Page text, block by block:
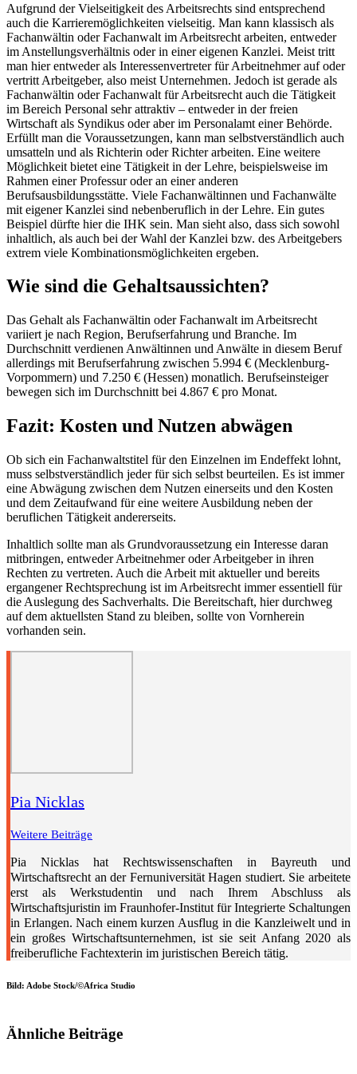
Aufgrund der Vielseitigkeit des Arbeitsrechts sind entsprechend
auch die Karrieremöglichkeiten vielseitig. Man kann klassisch als
Fachanwältin oder Fachanwalt im Arbeitsrecht arbeiten, entweder
im Anstellungsverhältnis oder in einer eigenen Kanzlei. Meist tritt
man hier entweder als Interessenvertreter für Arbeitnehmer auf oder
vertritt Arbeitgeber, also meist Unternehmen. Jedoch ist gerade als
Fachanwältin oder Fachanwalt für Arbeitsrecht auch die Tätigkeit
im Bereich Personal sehr attraktiv – entweder in der freien
Wirtschaft als Syndikus oder aber im Personalamt einer Behörde.
Erfüllt man die Voraussetzungen, kann man selbstverständlich auch
umsatteln und als Richterin oder Richter arbeiten. Eine weitere
Möglichkeit bietet eine Tätigkeit in der Lehre, beispielsweise im
Rahmen einer Professur oder an einer anderen
Berufsausbildungsstätte. Viele Fachanwältinnen und Fachanwälte
mit eigener Kanzlei sind nebenberuflich in der Lehre. Ein gutes
Beispiel dürfte hier die IHK sein. Man sieht also, dass sich sowohl
inhaltlich, als auch bei der Wahl der Kanzlei bzw. des Arbeitgebers
extrem viele Kombinationsmöglichkeiten ergeben.
Wie sind die Gehaltsaussichten?
Das Gehalt als Fachanwältin oder Fachanwalt im Arbeitsrecht
variiert je nach Region, Berufserfahrung und Branche. Im
Durchschnitt verdienen Anwältinnen und Anwälte in diesem Beruf
allerdings mit Berufserfahrung zwischen 5.994 € (Mecklenburg-
Vorpommern) und 7.250 € (Hessen) monatlich. Berufseinsteiger
bewegen sich im Durchschnitt bei 4.867 € pro Monat.
Fazit: Kosten und Nutzen abwägen
Ob sich ein Fachanwaltstitel für den Einzelnen im Endeffekt lohnt,
muss selbstverständlich jeder für sich selbst beurteilen. Es ist immer
eine Abwägung zwischen dem Nutzen einerseits und den Kosten
und dem Zeitaufwand für eine weitere Ausbildung neben der
beruflichen Tätigkeit andererseits.
Inhaltlich sollte man als Grundvoraussetzung ein Interesse daran
mitbringen, entweder Arbeitnehmer oder Arbeitgeber in ihren
Rechten zu vertreten. Auch die Arbeit mit aktueller und bereits
ergangener Rechtsprechung ist im Arbeitsrecht immer essentiell für
die Auslegung des Sachverhalts. Die Bereitschaft, hier durchweg
auf dem aktuellsten Stand zu bleiben, sollte von Vornherein
vorhanden sein.
Pia Nicklas
Weitere Beiträge
Pia Nicklas hat Rechtswissenschaften in Bayreuth und
Wirtschaftsrecht an der Fernuniversität Hagen studiert. Sie arbeitete
erst als Werkstudentin und nach Ihrem Abschluss als
Wirtschaftsjuristin im Fraunhofer-Institut für Integrierte Schaltungen
in Erlangen. Nach einem kurzen Ausflug in die Kanzleiwelt und in
ein großes Wirtschaftsunternehmen, ist sie seit Anfang 2020 als
freiberufliche Fachtexterin im juristischen Bereich tätig.
Bild: Adobe Stock/©Africa Studio
Ähnliche Beiträge